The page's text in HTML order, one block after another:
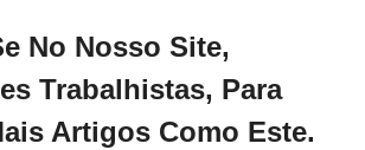
No Nosso Site,
Trabalhistas, Para
Artigos Como Este.